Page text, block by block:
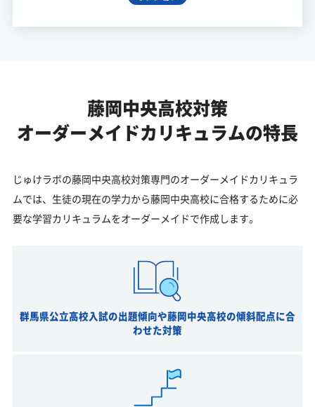
藤岡中央高校対策
オーダーメイドカリキュラムの特長
じゅけラボの藤岡中央高校対策専門のオーダーメイドカリキュラ
ムでは、生徒の現在の学力から藤岡中央高校に合格するために必
要な学習カリキュラムをオーダーメイドで作成します。
群馬県公立高校入試の出題傾向や藤岡中央高校の傾斜配点に合
わせた対策